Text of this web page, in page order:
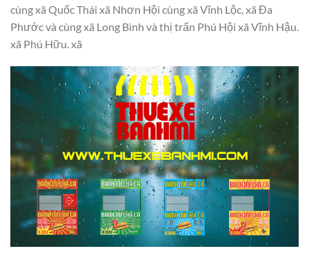
cùng xã Quốc Thái xã Nhơn Hội cùng xã Vĩnh Lộc, xã Đa
Phước và cùng xã Long Bình và thị trấn Phú Hội xã Vĩnh Hậu.
xã Phú Hữu. xã